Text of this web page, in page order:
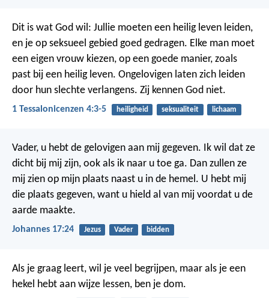
Dit is wat God wil: Jullie moeten een heilig leven leiden,
en je op seksueel gebied goed gedragen. Elke man moet
een eigen vrouw kiezen, op een goede manier, zoals
past bij een heilig leven. Ongelovigen laten zich leiden
door hun slechte verlangens. Zij kennen God niet.
1 Tessalonicenzen 4:3-5 heiligheid seksualiteit lichaam
Vader, u hebt de gelovigen aan mij gegeven. Ik wil dat ze
dicht bij mij zijn, ook als ik naar u toe ga. Dan zullen ze
mij zien op mijn plaats naast u in de hemel. U hebt mij
die plaats gegeven, want u hield al van mij voordat u de
aarde maakte.
Johannes 17:24 Jezus Vader bidden
Als je graag leert, wil je veel begrijpen, maar als je een
hekel hebt aan wijze lessen, ben je dom.